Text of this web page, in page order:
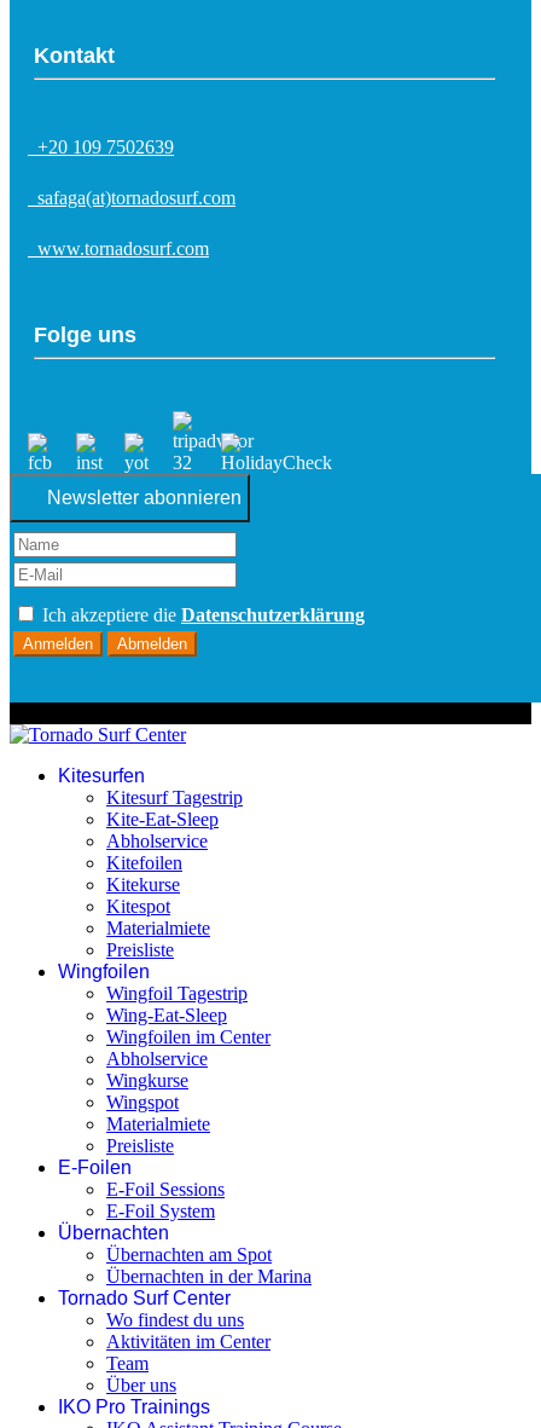
Kontakt
+20 109 7502639
safaga(at)tornadosurf.com
www.tornadosurf.com
Folge uns
Newsletter abonnieren
Ich akzeptiere die Datenschutzerklärung
Anmelden Abmelden
Kitesurfen
Kitesurf Tagestrip
Kite-Eat-Sleep
Abholservice
Kitefoilen
Kitekurse
Kitespot
Materialmiete
Preisliste
Wingfoilen
Wingfoil Tagestrip
Wing-Eat-Sleep
Wingfoilen im Center
Abholservice
Wingkurse
Wingspot
Materialmiete
Preisliste
E-Foilen
E-Foil Sessions
E-Foil System
Übernachten
Übernachten am Spot
Übernachten in der Marina
Tornado Surf Center
Wo findest du uns
Aktivitäten im Center
Team
Über uns
IKO Pro Trainings